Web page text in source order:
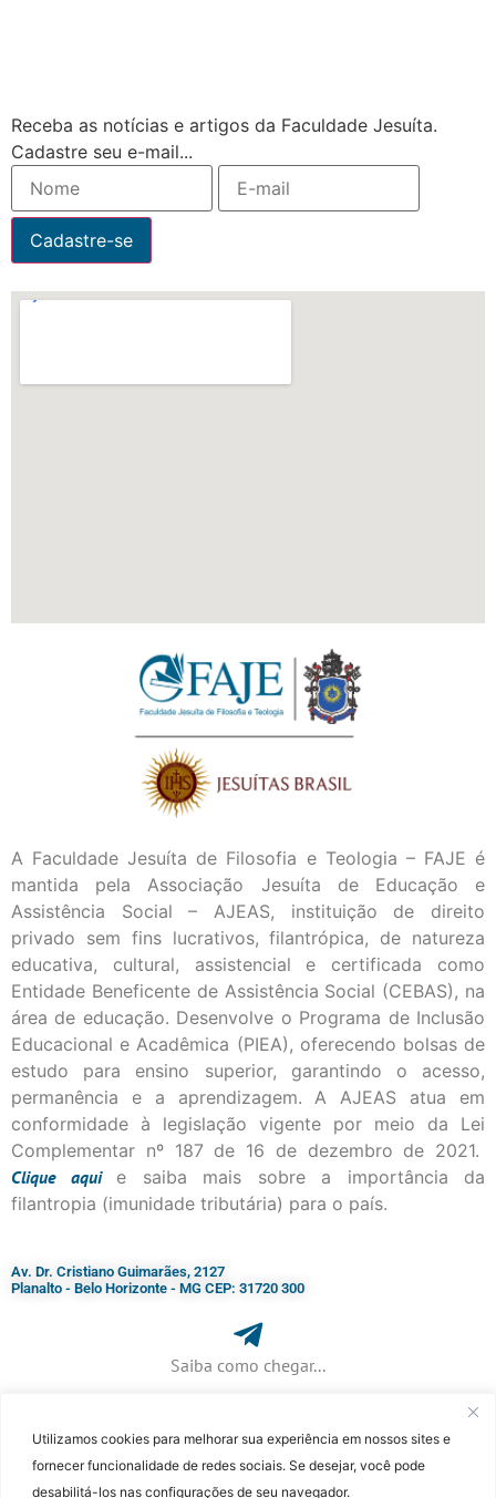
Utilizamos cookies para melhorar sua experiência em nossos sites e
fornecer funcionalidade de redes sociais. Se desejar, você pode
desabilitá-los nas configurações de seu navegador.
Receba as notícias e artigos da Faculdade Jesuíta.
Cadastre seu e-mail...
A Faculdade Jesuíta de Filosofia e Teologia – FAJE é
mantida pela Associação Jesuíta de Educação e
Assistência Social – AJEAS, instituição de direito
privado sem fins lucrativos, filantrópica, de natureza
educativa, cultural, assistencial e certificada como
Entidade Beneficente de Assistência Social (CEBAS), na
área de educação. Desenvolve o Programa de Inclusão
Educacional e Acadêmica (PIEA), oferecendo bolsas de
estudo para ensino superior, garantindo o acesso,
permanência e a aprendizagem. A AJEAS atua em
conformidade à legislação vigente por meio da Lei
Complementar nº 187 de 16 de dezembro de 2021.
Cliqueaqui
e saiba mais sobre a importância da
filantropia (imunidade tributária) para o país.
Av. Dr. Cristiano Guimarães, 2127
Planalto - Belo Horizonte - MG CEP: 31720 300
Saiba como chegar...
+ 55 (31) 3115-7000​